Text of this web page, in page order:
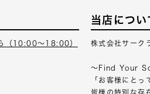
（10:00～18:00）
当店につい
株式会社サーク
～Find Your
「お客様にとっ
皆様の特別な存